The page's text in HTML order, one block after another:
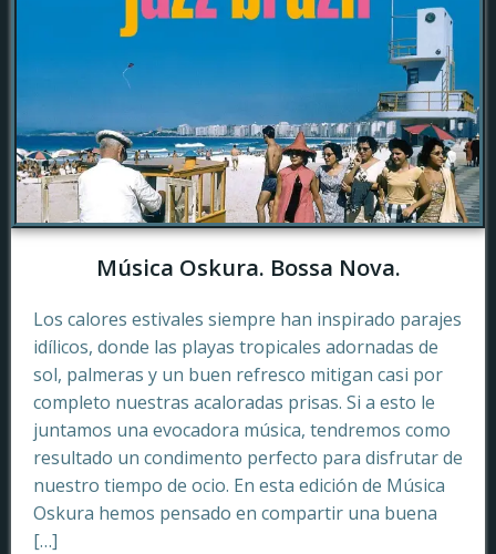
Música Oskura. Bossa Nova.
Los calores estivales siempre han inspirado parajes
idílicos, donde las playas tropicales adornadas de
sol, palmeras y un buen refresco mitigan casi por
completo nuestras acaloradas prisas. Si a esto le
juntamos una evocadora música, tendremos como
resultado un condimento perfecto para disfrutar de
nuestro tiempo de ocio. En esta edición de Música
Oskura hemos pensado en compartir una buena
[…]